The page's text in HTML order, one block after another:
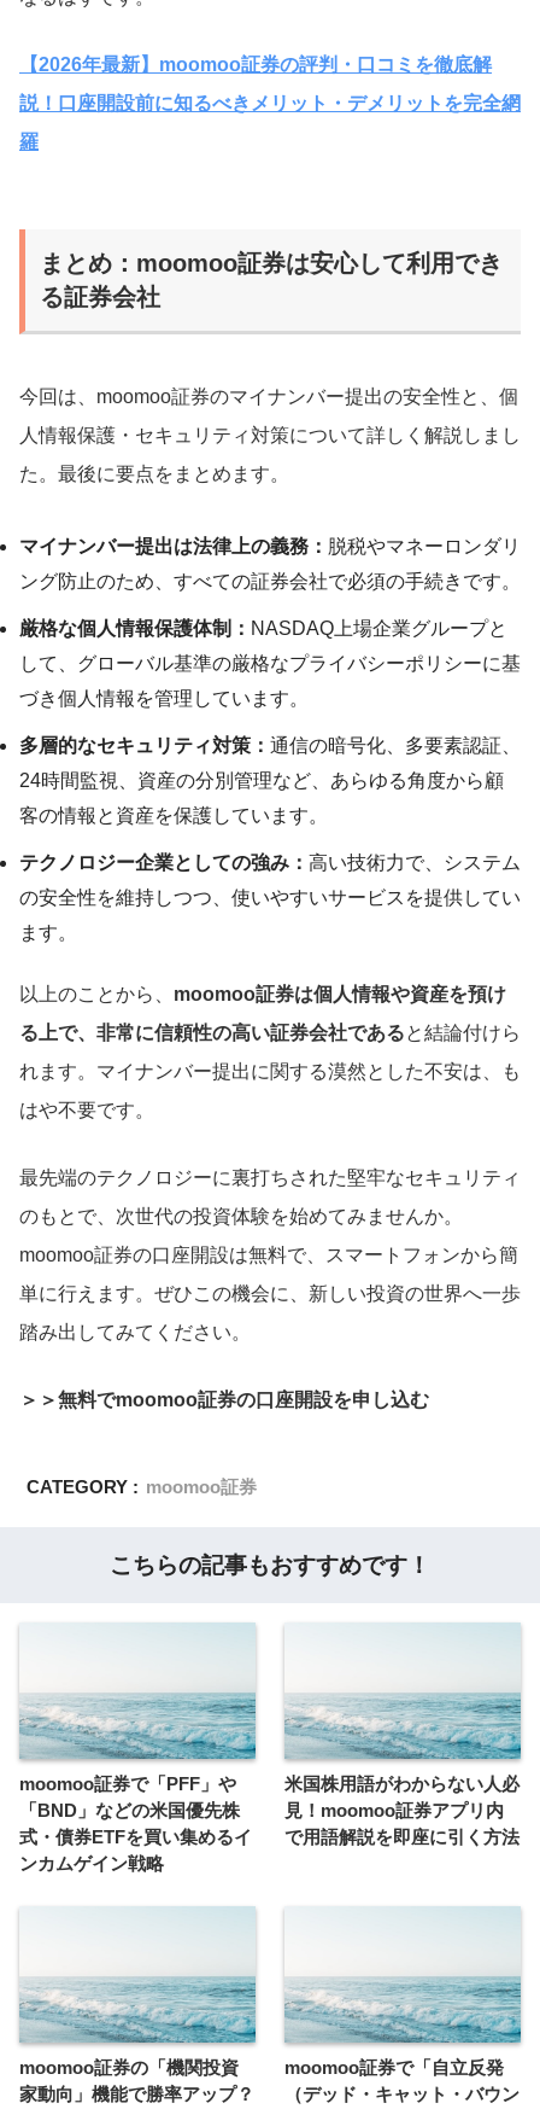
【2026年最新】moomoo証券の評判・口コミを徹底解
説！口座開設前に知るべきメリット・デメリットを完全網
羅
まとめ：moomoo証券は安心して利用でき
る証券会社
今回は、moomoo証券のマイナンバー提出の安全性と、個
人情報保護・セキュリティ対策について詳しく解説しまし
た。最後に要点をまとめます。
マイナンバー提出は法律上の義務： 脱税やマネーロンダリ
ング防止のため、すべての証券会社で必須の手続きです。
厳格な個人情報保護体制： NASDAQ上場企業グループと
して、グローバル基準の厳格なプライバシーポリシーに基
づき個人情報を管理しています。
多層的なセキュリティ対策： 通信の暗号化、多要素認証、
24時間監視、資産の分別管理など、あらゆる角度から顧
客の情報と資産を保護しています。
テクノロジー企業としての強み： 高い技術力で、システム
の安全性を維持しつつ、使いやすいサービスを提供してい
ます。
以上のことから、 moomoo証券は個人情報や資産を預け
る上で、非常に信頼性の高い証券会社であると結論付けら
れます。マイナンバー提出に関する漠然とした不安は、も
はや不要です。
最先端のテクノロジーに裏打ちされた堅牢なセキュリティ
のもとで、次世代の投資体験を始めてみませんか。
moomoo証券の口座開設は無料で、スマートフォンから簡
単に行えます。ぜひこの機会に、新しい投資の世界へ一歩
踏み出してみてください。
＞＞無料でmoomoo証券の口座開設を申し込む
CATEGORY : moomoo証券
こちらの記事もおすすめです！
moomoo証券で「PFF」や
「BND」などの米国優先株
式・債券ETFを買い集めるイ
ンカムゲイン戦略
米国株用語がわからない人必
見！moomoo証券アプリ内
で用語解説を即座に引く方法
moomoo証券の「機関投資
家動向」機能で勝率アップ？
moomoo証券で「自立反発
（デッド・キャット・バウン